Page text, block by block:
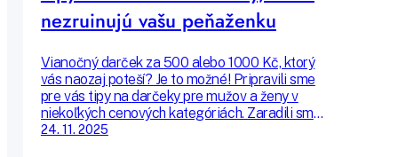
nezruinujú vašu peňaženku
Vianočný darček za 500 alebo 1000 Kč, ktorý
vás naozaj poteší? Je to možné! Pripravili sme
pre vás tipy na darčeky pre mužov a ženy v
niekoľkých cenových kategóriách. Zaradili sme
kozmetické bestsellery a produkty, ktoré ste si
24. 11. 2025